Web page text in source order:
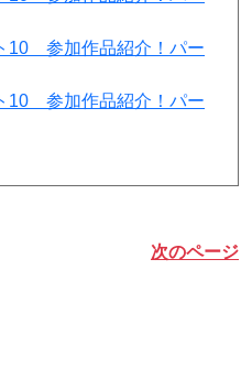
10 参加作品紹介！パー
10 参加作品紹介！パー
次のページ